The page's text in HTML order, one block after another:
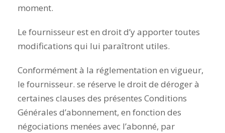
moment.
Le fournisseur est en droit d’y apporter toutes
modifications qui lui paraîtront utiles.
Conformément à la réglementation en vigueur,
le fournisseur. se réserve le droit de déroger à
certaines clauses des présentes Conditions
Générales d’abonnement, en fonction des
négociations menées avec l’abonné, par